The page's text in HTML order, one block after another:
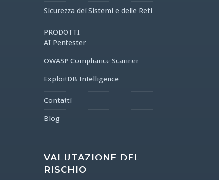
Sicurezza dei Sistemi e delle Reti
PRODOTTI
AI Pentester
OWASP Compliance Scanner
ExploitDB Intelligence
Contatti
Blog
VALUTAZIONE DEL
RISCHIO